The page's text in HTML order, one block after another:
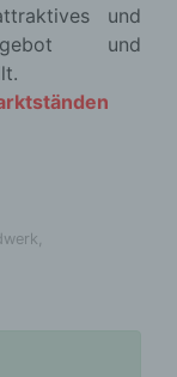
und
und
,